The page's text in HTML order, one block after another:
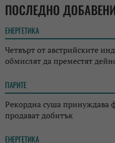
ПОСЛЕДНО ДОБАВЕНИ
ЕНЕРГЕТИКА
Четвърт от австрийските
обмислят да преместят
ПАРИТЕ
Рекордна суша принуждава
продават добитък
ЕНЕРГЕТИКА